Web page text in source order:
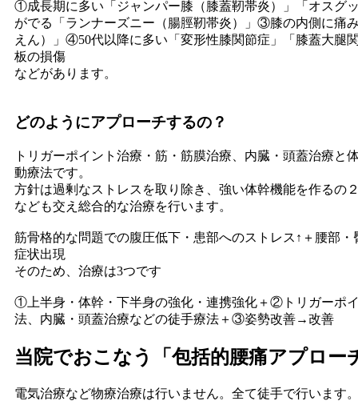
①成長期に多い「ジャンパー膝（膝蓋靭帯炎）」「オスグ
がでる「ランナーズニー（腸脛靭帯炎）」③膝の内側に痛
えん）」④50代以降に多い「変形性膝関節症」「膝蓋大腿
板の損傷
などがあります。
どのようにアプローチするの？
トリガーポイント治療・筋・筋膜治療、内臓・頭蓋治療と
動療法です。
方針は過剰なストレスを取り除き、強い体幹機能を作るの
なども交え総合的な治療を行います。
筋骨格的な問題での腹圧低下・患部へのストレス↑＋腰部
症状出現
そのため、治療は3つです
①上半身・体幹・下半身の強化・連携強化＋②トリガーポ
法、内臓・頭蓋治療などの徒手療法＋③姿勢改善→改善
当院でおこなう「包括的腰痛アプロー
電気治療など物療治療は行いません。全て徒手で行います